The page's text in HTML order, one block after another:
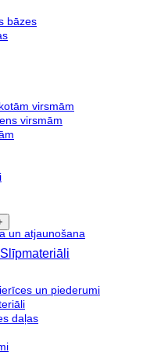
bāzes
virsmām
virsmām
un atjaunošana
un piederumi
daļas
Slīpmateriāli